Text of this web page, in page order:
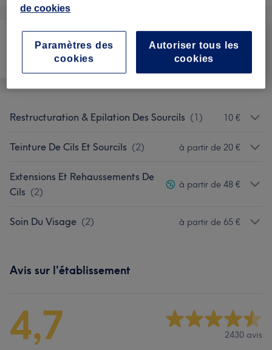
Massage
Restructuration & Epilation Des Sourcils (1) 10 €
Teinture De Cils Et Sourcils (2) à partir de 20 €
Extensions Et Rehaussements De
Cils (2)
à partir de 48 €
Soin Du Visage (2) à partir de 65 €
Avis sur l'établissement
4,7 2430 avis
de cookies
Autoriser tous les
cookies
Paramètres des
cookies